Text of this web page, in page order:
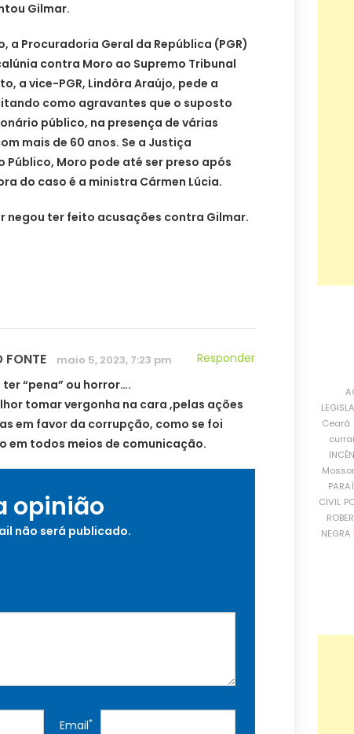
Gilmar.
a Procuradoria Geral da República (PGR)
contra Moro ao Supremo Tribunal
a vice-PGR, Lindôra Araújo, pede a
como agravantes que o suposto
público, na presença de várias
mais de 60 anos. Se a Justiça
Moro pode até ser preso após
do caso é a ministra Cármen Lúcia.
negou ter feito acusações contra Gilmar.
FONTE maio 5, 2023, 7:23 pm
Responder
“pena” ou horror….
tomar vergonha na cara ,pelas ações
em favor da corrupção, como se foi
em todos meios de comunicação.
opinião
não será publicado.
Email*
Ceará
CIVIL
NEGRA